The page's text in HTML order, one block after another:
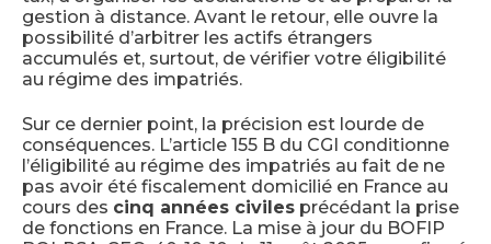
gestion à distance. Avant le retour, elle ouvre la
possibilité d’arbitrer les actifs étrangers
accumulés et, surtout, de vérifier votre éligibilité
au régime des impatriés.
Sur ce dernier point, la précision est lourde de
conséquences. L’article 155 B du CGI conditionne
l’éligibilité au régime des impatriés au fait de ne
pas avoir été fiscalement domicilié en France au
cours des cinq années civiles précédant la prise
de fonctions en France. La mise à jour du BOFIP